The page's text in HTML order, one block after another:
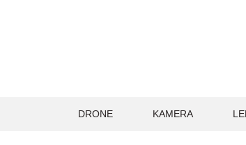
DRONE KAMERA
2.000₺ ve Üzeri Alışverişlerde, Kargo